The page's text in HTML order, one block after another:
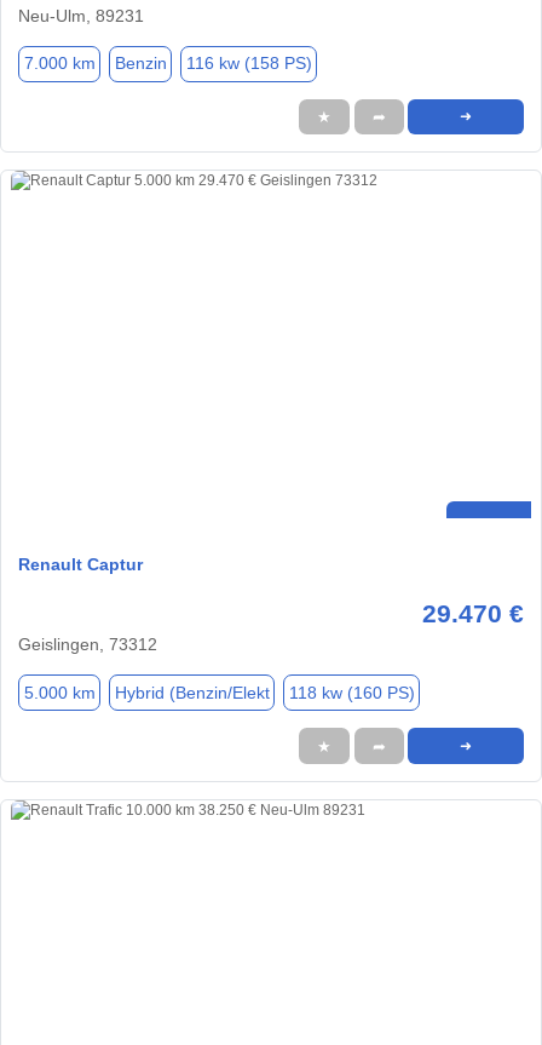
Neu-Ulm, 89231
7.000 km Benzin 116 kw (158 PS)
★ ➦ ➜
Renault Captur
29.470 €
Geislingen, 73312
5.000 km Hybrid (Benzin/Elekt 118 kw (160 PS)
★ ➦ ➜